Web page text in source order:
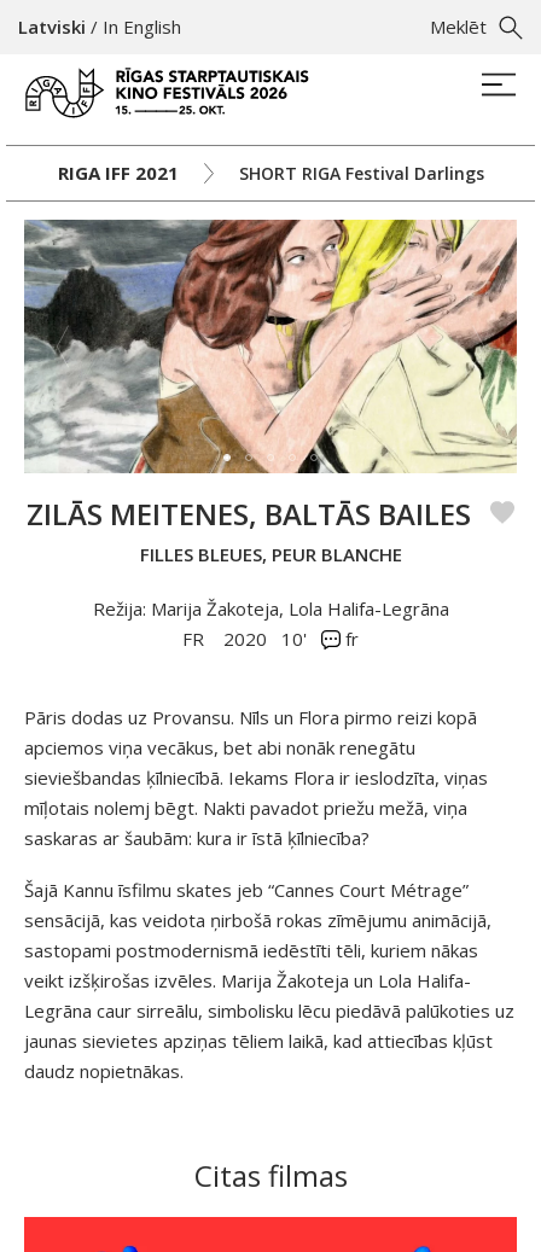
Meklēt
Latviski / In English
RIGA IFF 2021 SHORT RIGA Festival Darlings
ZILĀS MEITENES, BALTĀS BAILES
FILLES BLEUES, PEUR BLANCHE
Režija: Marija Žakoteja, Lola Halifa-Legrāna
FR
2020 10' fr
Pāris dodas uz Provansu. Nīls un Flora pirmo reizi kopā
apciemos viņa vecākus, bet abi nonāk renegātu
sieviešbandas ķīlniecībā. Iekams Flora ir ieslodzīta, viņas
mīļotais nolemj bēgt. Nakti pavadot priežu mežā, viņa
saskaras ar šaubām: kura ir īstā ķīlniecība?
Šajā Kannu īsfilmu skates jeb “Cannes Court Métrage”
sensācijā, kas veidota ņirbošā rokas zīmējumu animācijā,
sastopami postmodernismā iedēstīti tēli, kuriem nākas
veikt izšķirošas izvēles. Marija Žakoteja un Lola Halifa-
Legrāna caur sirreālu, simbolisku lēcu piedāvā palūkoties uz
jaunas sievietes apziņas tēliem laikā, kad attiecības kļūst
daudz nopietnākas.
Citas filmas